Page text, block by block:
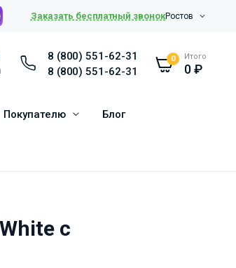
Заказать бесплатный звонокРостов
8 (800) 551-62-31
8 (800) 551-62-31
0 Итого
0₽
Покупателю Блог
с